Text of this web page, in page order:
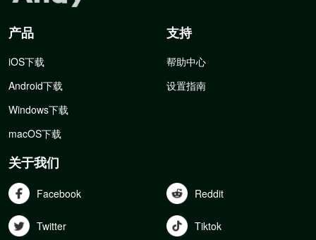
产品
iOS下载
Android下载
Windows下载
macOS下载
支持
帮助中心
设置指南
关于我们
Facebook Reddit
Twitter Tiktok